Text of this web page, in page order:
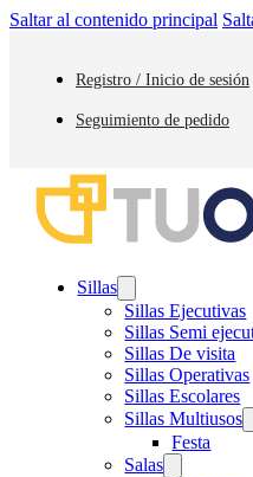
Saltar al contenido principal
Registro / Inicio de sesión
Seguimiento de pedido
Sillas
Sillas Ejecutivas
Sillas Semi
Sillas De visita
Sillas Operativas
Sillas Escolares
Sillas Multiusos
Festa
Salas